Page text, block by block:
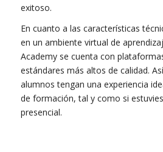
exitoso.
En cuanto a las características
en un ambiente virtual de
Academy se cuenta con
estándares más altos de calidad.
alumnos tengan una experiencia
de formación, tal y como si
presencial.